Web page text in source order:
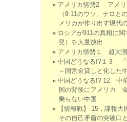
アメリカ情勢2 アメリ
（9.11のウソ、テロと
メリカが作り出す現代
ロシアが911の真相に
発）を大量放出
アメリカ情勢１ 超大
中国どうなる!?１３ 「
～国営金貸しと化した
中国どうなる!? 12 中
国の背後にアメリカ
乗らない中国
【情報戦】 15．諜報大
その自己矛盾の突破口